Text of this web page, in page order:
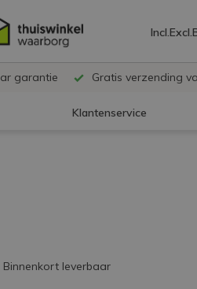
Incl.Excl.
garantie Gratis verzending
Klantenservice
Binnenkort leverbaar